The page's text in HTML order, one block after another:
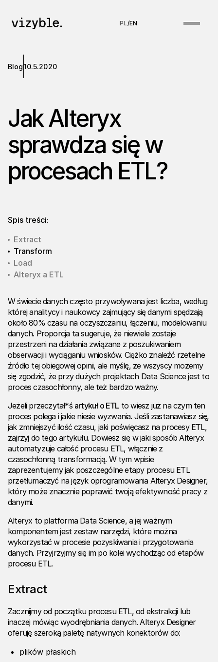
PL/EN
Blog10.5.2020
Jak Alteryx
sprawdza się w
procesach ETL?
Spis treści:
Extract
Transform
Load
Alteryx a ETL
W świecie danych często przywoływana jest liczba, według
której analitycy i naukowcy zajmujący się danymi spędzają
około 80% czasu na oczyszczaniu, łączeniu, modelowaniu
danych. Proporcja ta sugeruje, że niewiele zostaje
przestrzeni na działania związane z poszukiwaniem
obserwacji i wyciąganiu wniosków. Ciężko znaleźć rzetelne
źródło tej obiegowej opinii, ale myślę, że wszyscy możemy
się zgodzić, że przy dużych projektach Data Science jest to
proces czasochłonny, ale też bardzo ważny.
Jeżeli przeczytał*ś artykuł o ETL to wiesz już na czym ten
proces polega i jakie niesie wyzwania. Jeśli zastanawiasz się,
jak zmniejszyć ilość czasu, jaki poświęcasz na procesy ETL,
zajrzyj do tego artykułu. Dowiesz się w jaki sposób Alteryx
automatyzuje całość procesu ETL, włącznie z
czasochłonną transformacją. W tym wpisie
zaprezentujemy jak poszczególne etapy procesu ETL
przetłumaczyć na język oprogramowania Alteryx Designer,
który może znacznie poprawić twoją efektywność pracy z
danymi.
Alteryx to platforma Data Science, a jej ważnym
komponentem jest zestaw narzędzi, które można
wykorzystać w procesie pozyskiwania i przygotowania
danych. Przyjrzyjmy się im po kolei wychodząc od etapów
procesu ETL.
Extract
Zacznijmy od początku procesu ETL, od ekstrakcji lub
inaczej mówiąc wyodrębniania danych. Alteryx Designer
oferuję szeroką paletę natywnych konektorów do:
plików płaskich